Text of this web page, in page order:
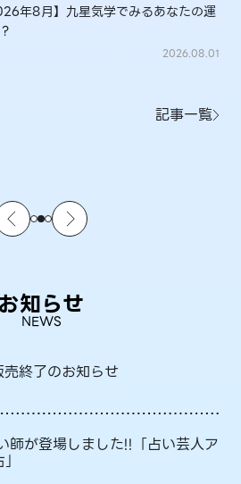
年8月】九星気学でみるあなたの運
2026.08.01
記事一覧
お知らせ
NEWS
終了のお知らせ
師が登場しました!!「占い芸人ア